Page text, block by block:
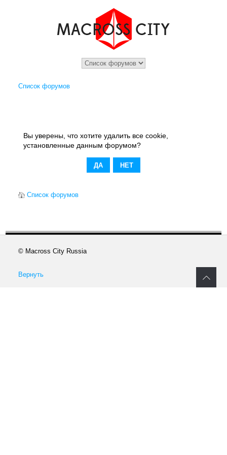
Список форумов
Вы уверены, что хотите удалить все cookie,
установленные данным форумом?
Список форумов
© Macross City Russia
Вернуть